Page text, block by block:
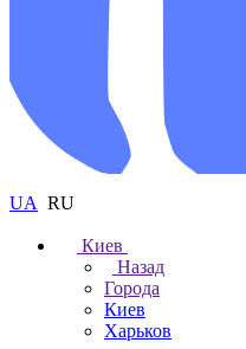
UA RU
Киев
Назад
Города
Киев
Харьков